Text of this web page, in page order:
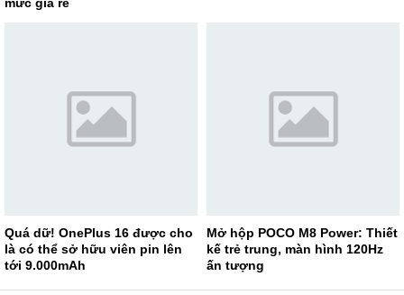
Quá dữ! OnePlus 16 được cho
là có thể sở hữu viên pin lên
tới 9.000mAh
Mở hộp POCO M8 Power: Thiết
kế trẻ trung, màn hình 120Hz
ấn tượng